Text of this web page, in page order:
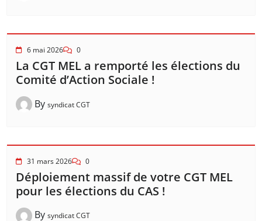
6 mai 2026 0
La CGT MEL a remporté les élections du
Comité d’Action Sociale !
By syndicat CGT
31 mars 2026 0
Déploiement massif de votre CGT MEL
pour les élections du CAS !
By syndicat CGT